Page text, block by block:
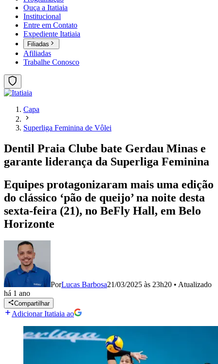
Ouça a Itatiaia
Institucional
Entre em Contato
Expediente Itatiaia
Filiadas
Afiliadas
Trabalhe Conosco
Capa
Superliga Feminina de Vôlei
Dentil Praia Clube bate Gerdau Minas e
garante liderança da Superliga Feminina
Equipes protagonizaram mais uma edição
do clássico ‘pão de queijo’ na noite desta
sexta-feira (21), no BeFly Hall, em Belo
Horizonte
PorLucas Barbosa21/03/2025 às 23h20 • Atualizado
há 1 ano
Compartilhar
Adicionar Itatiaia ao